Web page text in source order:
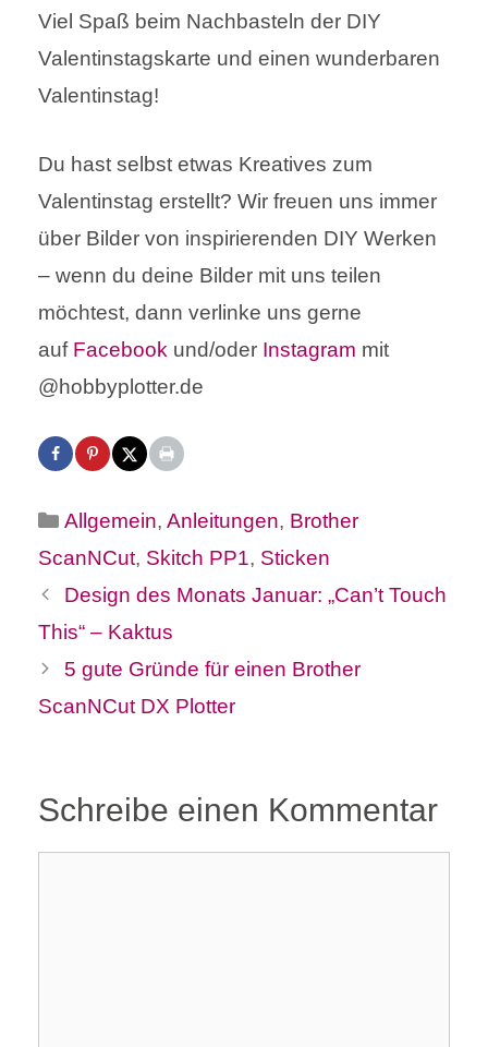
Viel Spaß beim Nachbasteln der DIY
Valentinstagskarte und einen wunderbaren
Valentinstag!
Du hast selbst etwas Kreatives zum
Valentinstag erstellt? Wir freuen uns immer
über Bilder von inspirierenden DIY Werken
– wenn du deine Bilder mit uns teilen
möchtest, dann verlinke uns gerne
auf Facebook und/oder Instagram mit
@hobbyplotter.de
Kategorien
Allgemein,Anleitungen, Brother
ScanNCut, Skitch PP1, Sticken
Design des Monats Januar: „Can’t Touch
This“ – Kaktus
5 gute Gründe für einen Brother
ScanNCut DX Plotter
Schreibe einen Kommentar